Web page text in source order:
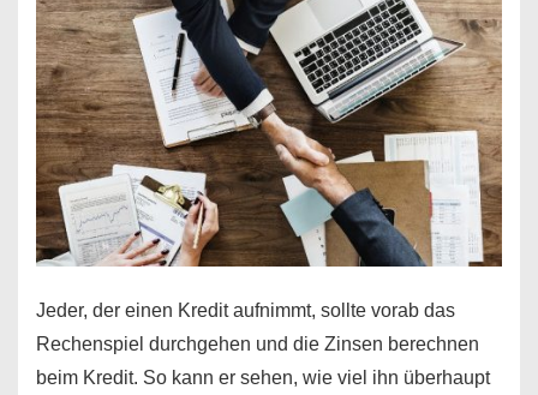
möglich!
Jeder, der einen Kredit aufnimmt, sollte vorab das
Rechenspiel durchgehen und die Zinsen berechnen
beim Kredit. So kann er sehen, wie viel ihn überhaupt